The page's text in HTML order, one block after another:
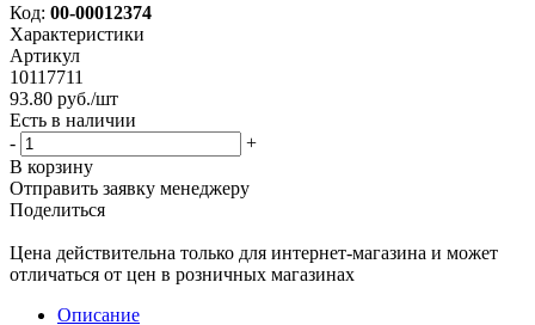
Код: 00-00012374
Характеристики
Артикул
10117711
93.80 руб./шт
Есть в наличии
-
+
В корзину
Отправить заявку менеджеру
Поделиться
Цена действительна только для интернет-магазина и может
отличаться от цен в розничных магазинах
Описание